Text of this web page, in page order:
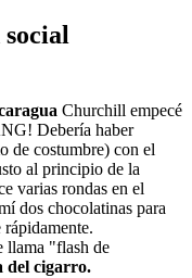
social
Churchill empecé
Debería haber
de costumbre) con el
al principio de la
varias rondas en el
dos chocolatinas para
rápidamente.
llama "flash de
del cigarro.